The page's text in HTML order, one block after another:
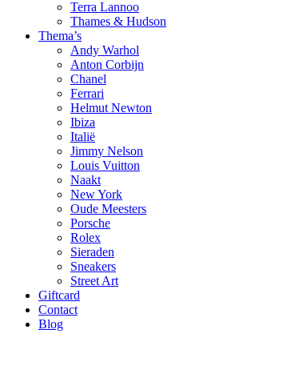
Terra Lannoo
Thames & Hudson
Thema’s
Andy Warhol
Anton Corbijn
Chanel
Ferrari
Helmut Newton
Ibiza
Italië
Jimmy Nelson
Louis Vuitton
Naakt
New York
Oude Meesters
Porsche
Rolex
Sieraden
Sneakers
Street Art
Giftcard
Contact
Blog